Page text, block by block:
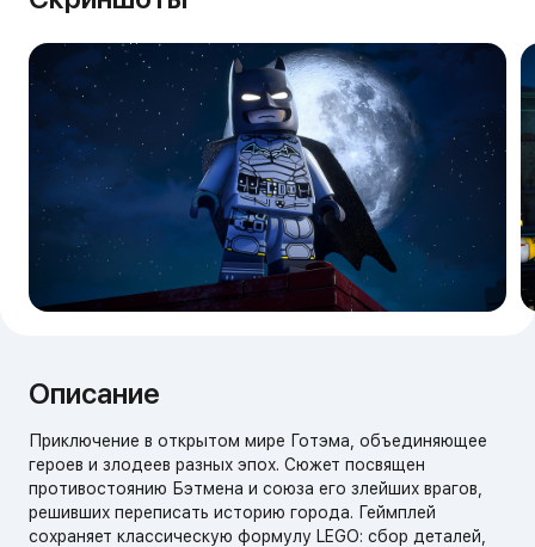
Описание
Приключение в открытом мире Готэма, объединяющее
героев и злодеев разных эпох. Сюжет посвящен
противостоянию Бэтмена и союза его злейших врагов,
решивших переписать историю города. Геймплей
сохраняет классическую формулу LEGO: сбор деталей,